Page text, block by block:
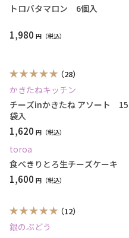
トロバタマロン 6個入
1,980 円
（28）
かきたねキッチン
チーズinかきたね アソート 15
袋入
1,620 円
toroa
食べきりとろ生チーズケーキ
1,600 円
（12）
銀のぶどう